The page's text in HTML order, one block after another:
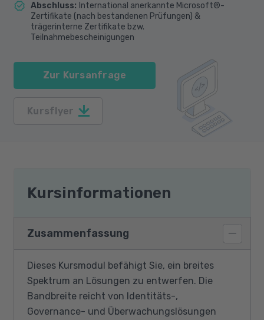
Abschluss: International anerkannte Microsoft®-
Zertifikate (nach bestandenen Prüfungen) &
trägerinterne Zertifikate bzw.
Teilnahmebescheinigungen
Zur Kursanfrage
Kursflyer
Kursinformationen
Zusammenfassung
Dieses Kursmodul befähigt Sie, ein breites
Spektrum an Lösungen zu entwerfen. Die
Bandbreite reicht von Identitäts-,
Governance- und Überwachungslösungen